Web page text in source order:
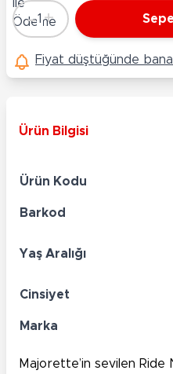
Adet
-1 +
Fiyat düştüğünde
Ürün Bilgisi
Ürün Kodu
Barkod
Yaş Aralığı
Cinsiyet
Marka
Majorette’in sevilen Ride